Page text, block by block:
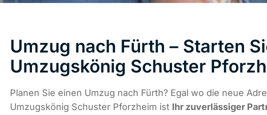
Umzug nach Fürth – Starten
Umzugskönig Schuster
Planen Sie einen Umzug nach Fürth? Egal wo die neue
Umzugskönig Schuster Pforzheim ist Ihr zuverlässiger